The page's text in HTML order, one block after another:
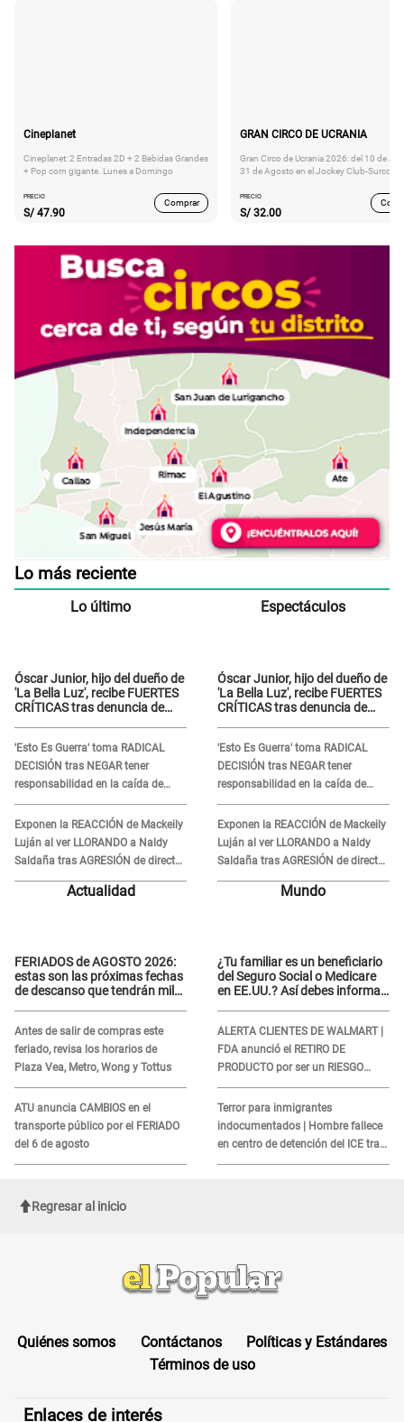
Cineplanet
Cineplanet: 2 Entradas 2D + 2 Bebidas Grandes
+ Pop corn gigante. Lunes a Domingo
PRECIO
S/ 47.90
Comprar
GRAN CIRCO DE UCRANIA
Gran Circo de Ucrania 2026: del 10 de
31 de Agosto en el Jockey Club-Surco
PRECIO
S/ 32.00
Lo más reciente
Lo último
CRÍTICAS tras denuncia de
Naldy Saldaña contra su tío:
"Cómplice"
'Esto Es Guerra' toma RADICAL
DECISIÓN tras NEGAR tener
responsabilidad en la caída de
Kevin Díaz desde 8 metros de
altura
Exponen la REACCIÓN de Mackeily
Luján al ver LLORANDO a Naldy
Espectáculos
CRÍTICAS tras denuncia de
Naldy Saldaña contra su tío:
"Cómplice"
'Esto Es Guerra' toma RADICAL
DECISIÓN tras NEGAR tener
responsabilidad en la caída de
Kevin Díaz desde 8 metros de
altura
Exponen la REACCIÓN de Mackeily
Luján al ver LLORANDO a Naldy
FERIADOS de AGOSTO 2026:
estas son las próximas fechas
de descanso que tendrán miles
de peruanos
Antes de salir de compras este
feriado, revisa los horarios de
transporte público por el FERIADO
¿Tu familiar es un beneficiario
del Seguro Social o Medicare
en EE.UU.? Así debes informar
sobre su muerte para EVITAR
COBROS
ALERTA CLIENTES DE WALMART |
FDA anunció el RETIRO DE
Regresar al inicio